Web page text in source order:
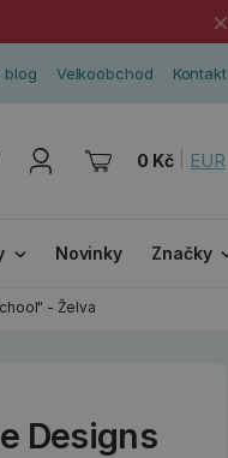
×
blog Velkoobchod Kontakt
0 Kč EUR
Novinky Značky
- Želva
Designs